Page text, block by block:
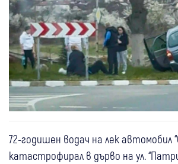
72-годишен водач на лек автомобил
катастрофирал в дърво на ул.